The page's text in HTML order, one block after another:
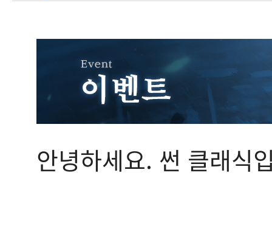
안녕하세요. 썬 클래식